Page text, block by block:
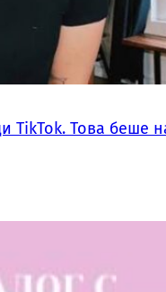
TikTok. Това беше